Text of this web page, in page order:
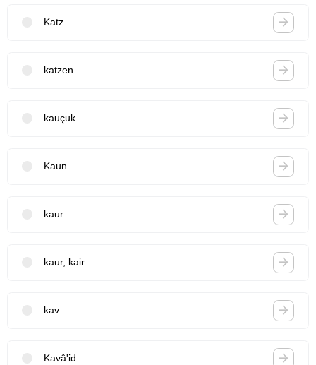
Katz
katzen
kauçuk
Kaun
kaur
kaur, kair
kav
Kavâ'id